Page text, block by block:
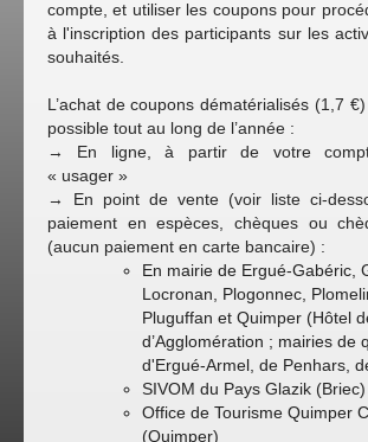
compte, et utiliser les coupons pour
à l'inscription des participants sur les
souhaités.
L’achat de coupons dématérialisés (1,7
possible tout au long de l’année :
→ En ligne, à partir de votre
« usager »
→ En point de vente (voir liste ci-
paiement en espèces, chèques ou
(aucun paiement en carte bancaire) :
En mairie de Ergué-Gabéric,
Locronan, Plogonnec,
Pluguffan et Quimper (Hôtel
d’Agglomération ; mairies de
d'Ergué-Armel, de Penhars,
SIVOM du Pays Glazik (Briec)
Office de Tourisme Quimper
(Quimper)